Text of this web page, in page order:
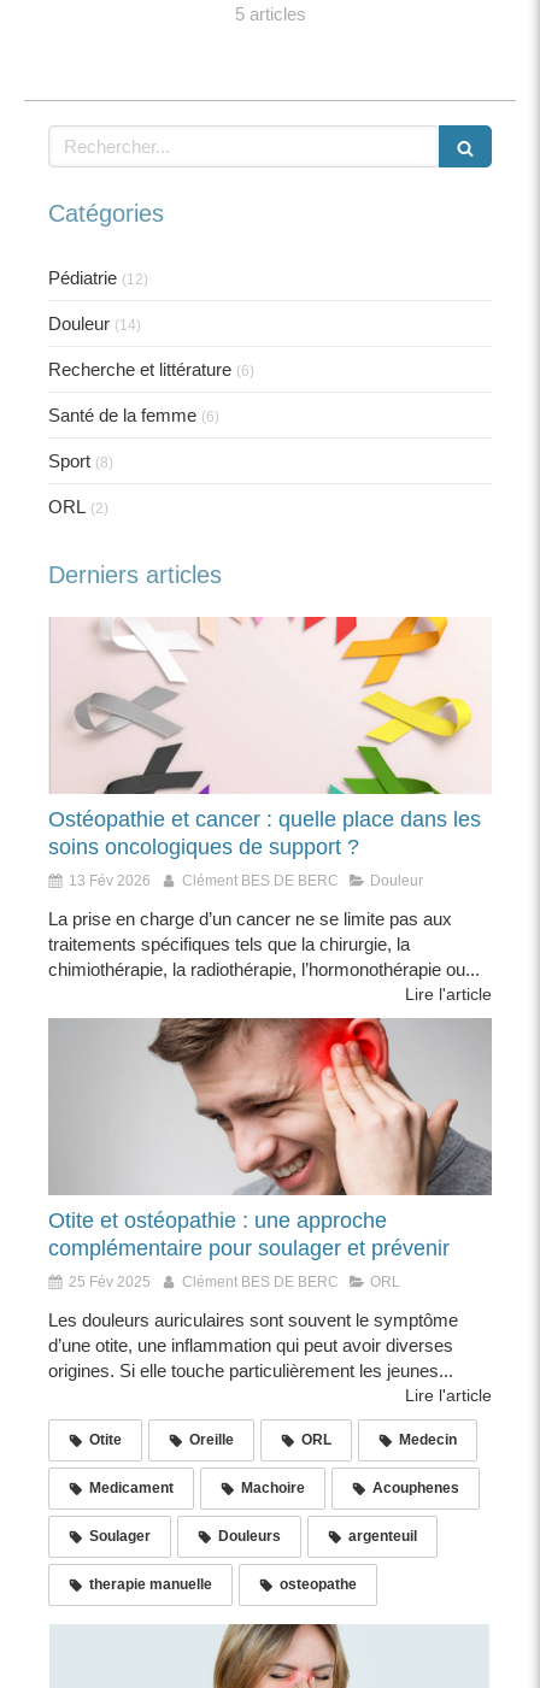
5 articles
Rechercher
Catégories
Pédiatrie (12)
Douleur (14)
Recherche et littérature (6)
Santé de la femme (6)
Sport (8)
ORL (2)
Derniers articles
Ostéopathie et cancer : quelle place dans les
soins oncologiques de support ?
13 Fév 2026 Clément BES DE BERC Douleur
La prise en charge d’un cancer ne se limite pas aux
traitements spécifiques tels que la chirurgie, la
chimiothérapie, la radiothérapie, l’hormonothérapie ou...
Lire l'article
Otite et ostéopathie : une approche
complémentaire pour soulager et prévenir
25 Fév 2025 Clément BES DE BERC ORL
Les douleurs auriculaires sont souvent le symptôme
d’une otite, une inflammation qui peut avoir diverses
origines. Si elle touche particulièrement les jeunes...
Lire l'article
Otite Oreille ORL Medecin
Medicament Machoire Acouphenes
Soulager Douleurs argenteuil
therapie manuelle osteopathe